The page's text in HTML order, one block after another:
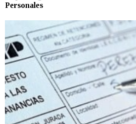
Personales